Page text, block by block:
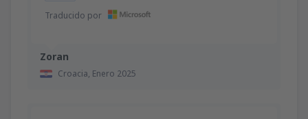
Zoran
Croacia, Enero 2025
Traducido por